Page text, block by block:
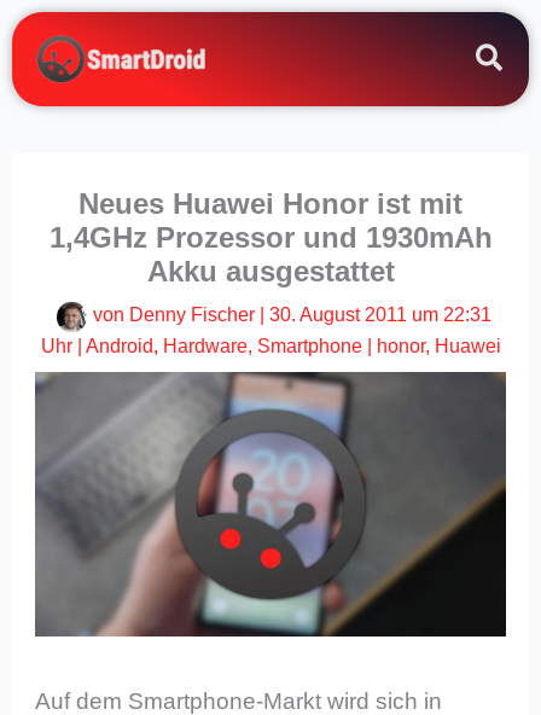
Zum
Inhalt
springen
Neues Huawei Honor ist mit
1,4GHz Prozessor und 1930mAh
Akku ausgestattet
von Denny Fischer
30. August 2011 um 22:31
Uhr| Android, Hardware, Smartphone| honor, Huawei
Auf dem Smartphone-Markt wird sich in